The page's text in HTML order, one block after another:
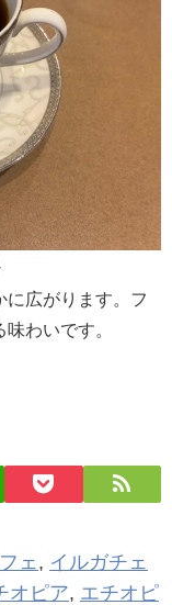
に広がります。フ
わいです。
ェ , イルガチェ
オピア, エチオピ